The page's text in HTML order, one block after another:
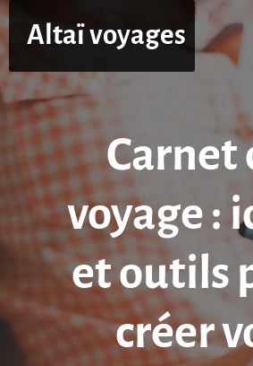
Aller
contenu
Altaï voyages
Carnet
voyage :
et outils
créer